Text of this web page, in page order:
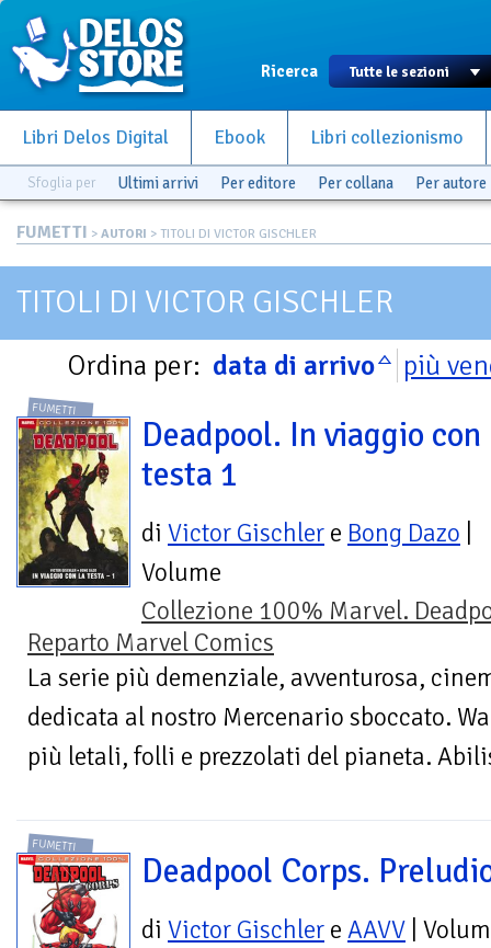
Ricerca
Libri Delos Digital Ebook Libri collezionismo
Sfoglia per Ultimi arrivi Per editore Per collana Per autore
FUMETTI > AUTORI > TITOLI DI VICTOR GISCHLER
TITOLI DI VICTOR GISCHLER
Ordina per: data di arrivo più
FUMETTI
Deadpool. In viaggio con
testa 1
di Victor Gischler e Bong Dazo
Volume
Collezione 100% Marvel.
Reparto Marvel Comics
La serie più demenziale, avventurosa,
dedicata al nostro Mercenario sboccato.
più letali, folli e prezzolati del pianeta.
FUMETTI
Deadpool Corps.
di Victor Gischler e AAVV |